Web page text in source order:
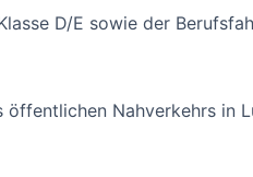
D/E sowie der
Nahverkehrs in